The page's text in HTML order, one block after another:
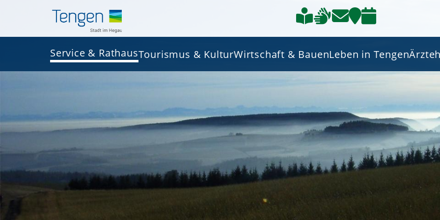
Service & RathausTourismus & KulturWirtschaft & BauenLeben in Tengen